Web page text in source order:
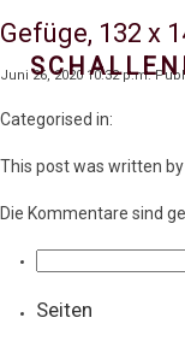
Gefüge, 132 x
Juni 26, 2020 10:32 p.m.
Categorised in:
This post was written
Die Kommentare sind
nach:
Seiten